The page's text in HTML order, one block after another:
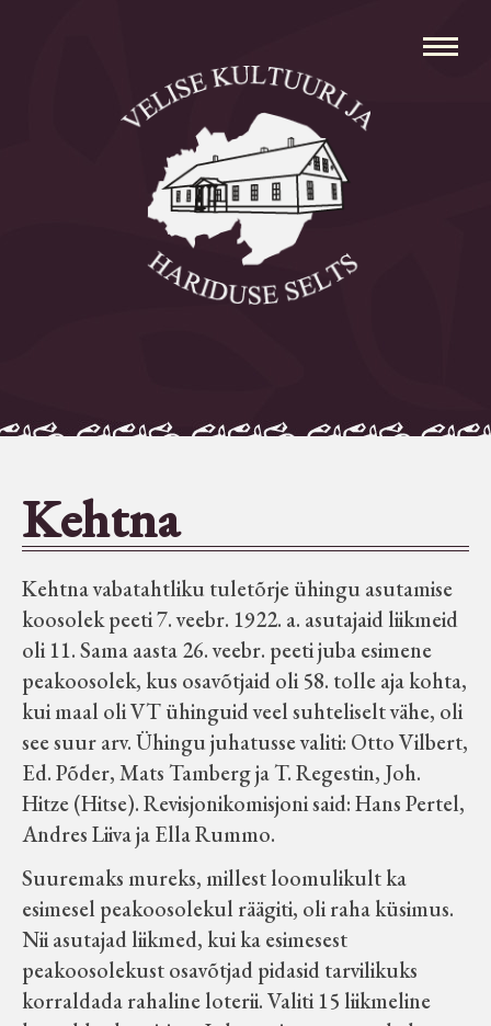
Avaleht
Aleksei Parnabas
Sillaotsa Talumuuseum
Seltsid-ühingud
Aiandus
Tuletõrje
Õpperada
Muud koduloolist Velise mailt
Märjamaa ümbruse valdade
elanike nimekirjad seisuga
15.12.1938
Velise kultuuri ja hariduse selts
Kehtna
Kehtna vabatahtliku tuletõrje ühingu asutamise
koosolek peeti 7. veebr. 1922. a. asutajaid liikmeid
oli 11. Sama aasta 26. veebr. peeti juba esimene
peakoosolek, kus osavõtjaid oli 58. tolle aja kohta,
kui maal oli VT ühinguid veel suhteliselt vähe, oli
see suur arv. Ühingu juhatusse valiti: Otto Vilbert,
Ed. Põder, Mats Tamberg ja T. Regestin, Joh.
Hitze (Hitse). Revisjonikomisjoni said: Hans Pertel,
Andres Liiva ja Ella Rummo.
Suuremaks mureks, millest loomulikult ka
esimesel peakoosolekul räägiti, oli raha küsimus.
Nii asutajad liikmed, kui ka esimesest
peakoosolekust osavõtjad pidasid tarvilikuks
korraldada rahaline loterii. Valiti 15 liikmeline